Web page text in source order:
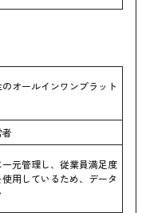
オールインワンプラット
元管理し、従業員満足度
用しているため、データ